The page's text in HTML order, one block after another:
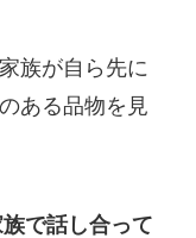
族が自ら先に
ある品物を見
で話し合って